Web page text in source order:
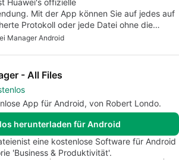
Huawei's offizielle
Mit der App können Sie auf jedes auf
Protokoll oder jede Datei ohne die…
Manager Android
- All Files
App für Android, von Robert Londo.
herunterladen für Android
eine kostenlose Software für Android
'Business & Produktivität'.